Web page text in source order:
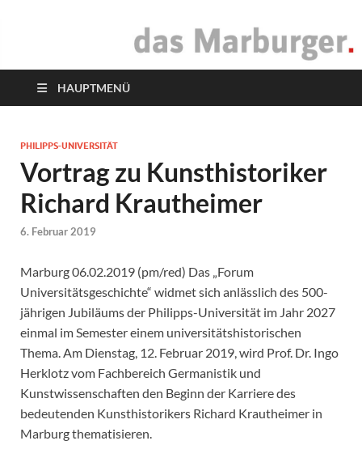
das Marburger.
HAUPTMENÜ
PHILIPPS-UNIVERSITÄT
Vortrag zu Kunsthistoriker
Richard Krautheimer
6. Februar 2019
Marburg 06.02.2019 (pm/red) Das „Forum
Universitätsgeschichte“ widmet sich anlässlich des 500-
jährigen Jubiläums der Philipps-Universität im Jahr 2027
einmal im Semester einem universitätshistorischen
Thema. Am Dienstag, 12. Februar 2019, wird Prof. Dr. Ingo
Herklotz vom Fachbereich Germanistik und
Kunstwissenschaften den Beginn der Karriere des
bedeutenden Kunsthistorikers Richard Krautheimer in
Marburg thematisieren.